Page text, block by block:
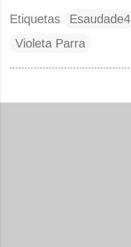
Etiquetas Esaudade4
Violeta Parra